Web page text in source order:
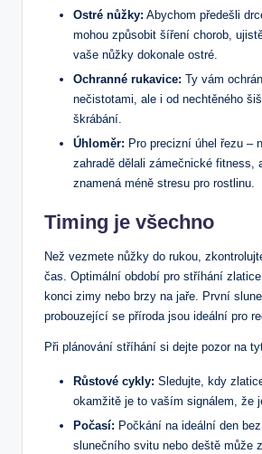
Ostré nůžky: Abychom předešli
mohou způsobit šíření chorob,
vaše nůžky dokonale ostré.
Ochranné rukavice: Ty vám
nečistotami, ale i od nechtěného
škrábání.
Úhloměr: Pro precizní úhel řezu –
zahradě dělali zámečnické fitness,
znamená méně stresu pro rostlinu.
Timing je všechno
Než vezmete nůžky do rukou,
čas. Optimální období pro stříhání
konci zimy nebo brzy na jaře. První
probouzející se příroda jsou ideální pro
Při plánování stříhání si dejte pozor na
Růstové cykly: Sledujte, kdy
okamžitě je to vaším signálem, že
Počasí: Počkání na ideální den
slunečního svitu nebo deště může